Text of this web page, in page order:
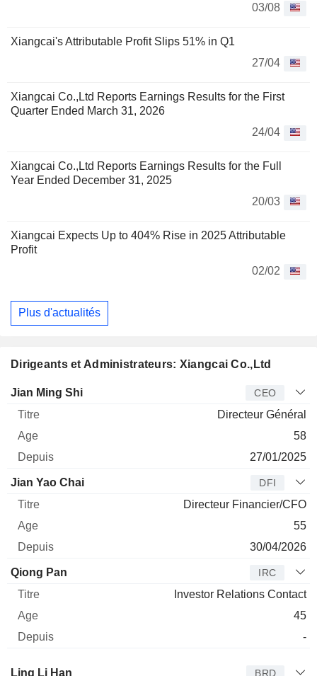
03/08
Xiangcai's Attributable Profit Slips 51% in Q1
27/04
Xiangcai Co.,Ltd Reports Earnings Results for the First
Quarter Ended March 31, 2026
24/04
Xiangcai Co.,Ltd Reports Earnings Results for the Full
Year Ended December 31, 2025
20/03
Xiangcai Expects Up to 404% Rise in 2025 Attributable
Profit
02/02
Plus d'actualités
Dirigeants et Administrateurs: Xiangcai Co.,Ltd
Dirigeant Titre
Jian Ming Shi CEO
Directeur Général
58
27/01/2025
Jian Yao Chai DFI
Directeur Financier/CFO
55
30/04/2026
Qiong Pan IRC
Investor Relations Contact
45
-
Administrateur
Ling Li Han BRD